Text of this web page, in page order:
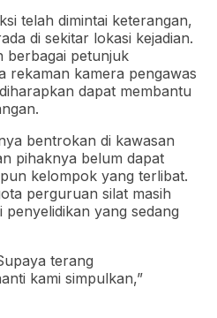
telah dimintai keterangan,
di sekitar lokasi kejadian.
berbagai petunjuk
rekaman kamera pengawas
dapat membantu
bentrokan di kawasan
pihaknya belum dapat
kelompok yang terlibat.
perguruan silat masih
penyelidikan yang sedang
terang
kami simpulkan,”